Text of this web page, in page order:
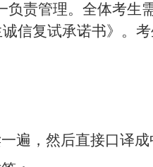
责管理。全体考生
信复试承诺书》。
遍，然后直接口译成